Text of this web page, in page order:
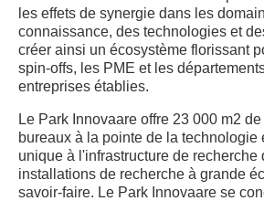
les effets de synergie dans les
connaissance, des technologies et
créer ainsi un écosystème florissant
spin-offs, les PME et les
entreprises établies.
Le Park Innovaare offre 23 000 m2
bureaux à la pointe de la technologie
unique à l'infrastructure de recherche
installations de recherche à grande
savoir-faire. Le Park Innovaare se